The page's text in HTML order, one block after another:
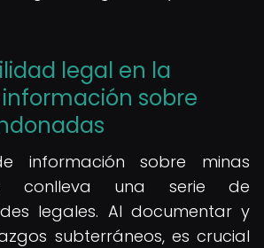
legal en la
sobre
información sobre minas
conlleva una serie de
legales. Al documentar y
subterráneos, es crucial